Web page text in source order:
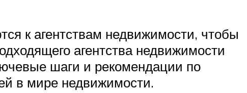
к агентствам недвижимости, чтобы
агентства недвижимости
шаги и рекомендации по
в мире недвижимости.